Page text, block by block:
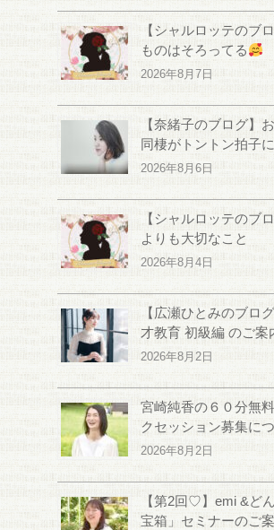
【シャルロッテのブ
ものはそろってる
2026年8月7日
【奈緒子のブログ】
同棲がトントン拍子
2026年8月6日
【シャルロッテのブ
よりも大切なこと
2026年8月4日
【広瀬ひとみのブロ
才教育 初級編 のご
2026年8月2日
宮崎純香の６０分無
クセッション募集に
2026年8月2日
【第2回♡】emi &ど
宝箱」セミナーのご